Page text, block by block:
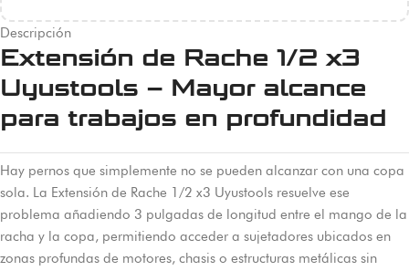
Descripción
Extensión de Rache 1/2 x3
Uyustools – Mayor alcance
para trabajos en profundidad
Hay pernos que simplemente no se pueden alcanzar con una copa
sola. La Extensión de Rache 1/2 x3 Uyustools resuelve ese
problema añadiendo 3 pulgadas de longitud entre el mango de la
racha y la copa, permitiendo acceder a sujetadores ubicados en
zonas profundas de motores, chasis o estructuras metálicas sin